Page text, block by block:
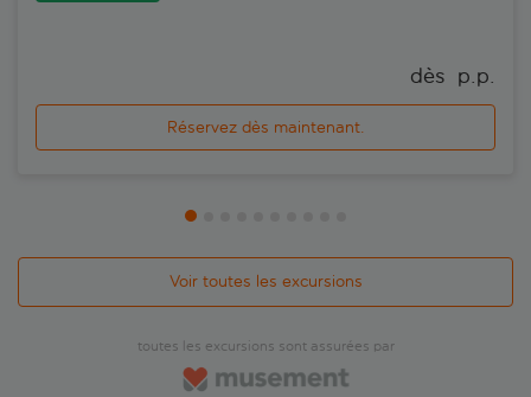
dès p.p.
Réservez dès maintenant.
Voir toutes les excursions
toutes les excursions sont assurées par